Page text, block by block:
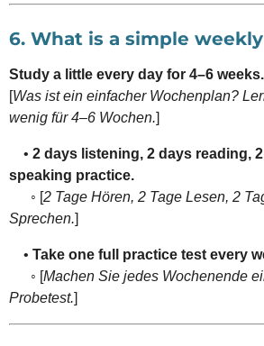
6. What is a simple
Study a little every day for 4–6 weeks.
[Was ist ein einfacher Wochenplan?
wenig für 4–6 Wochen.]
• 2 days listening, 2 days reading,
speaking practice.
◦ [2 Tage Hören, 2 Tage Lesen, 2
Sprechen.]
• Take one full practice test every
◦ [Machen Sie jedes Wochenende
Probetest.]